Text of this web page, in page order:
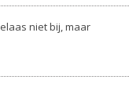
niet bij, maar